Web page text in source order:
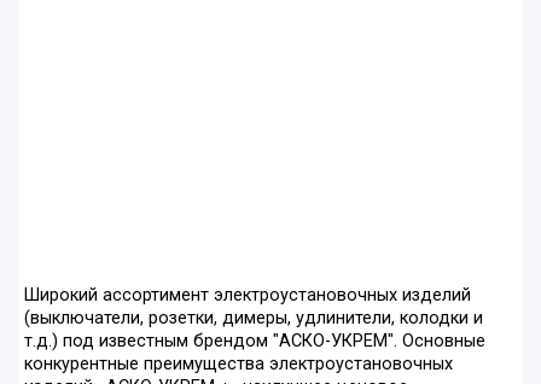
Широкий ассортимент электроустановочных изделий
(выключатели, розетки, димеры, удлинители, колодки и
т.д.) под известным брендом "АСКО-УКРЕМ". Основные
конкурентные преимущества электроустановочных